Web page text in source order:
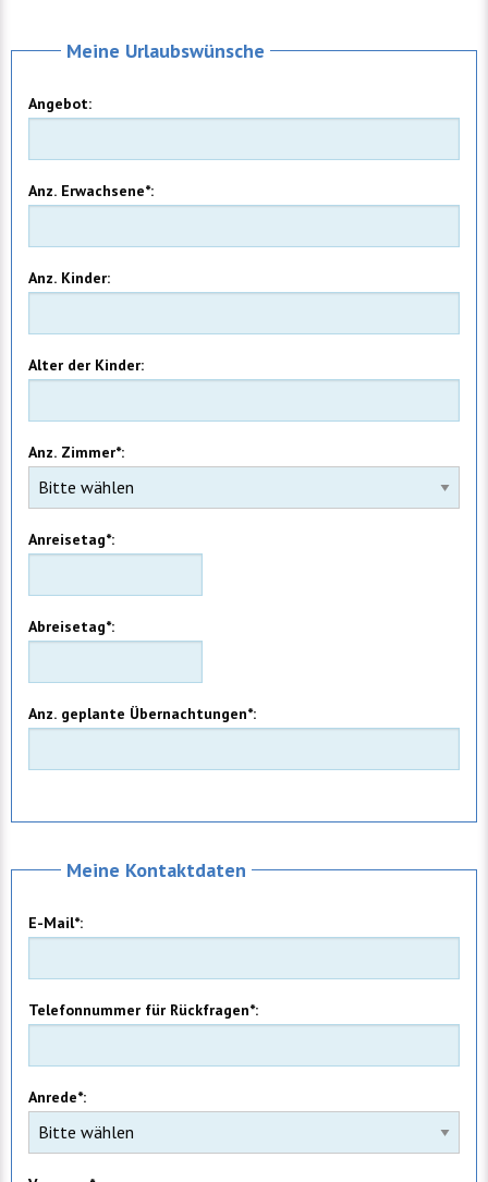
Meine Urlaubswünsche
Angebot:
Anz. Erwachsene*:
Anz. Kinder:
Alter der Kinder:
Anz. Zimmer*:
Anreisetag*:
Abreisetag*:
Anz. geplante Übernachtungen*:
Meine Kontaktdaten
E-Mail*:
Telefonnummer für Rückfragen*:
Anrede*: